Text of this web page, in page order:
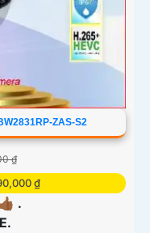
ZAS-S2
₫
₫
.